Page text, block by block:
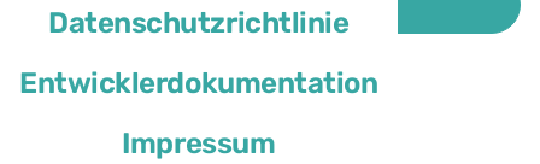
Datenschutzrichtlinie
Entwicklerdokumentation
Impressum